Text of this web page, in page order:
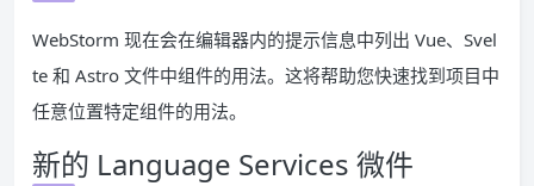
WebStorm 现在会在编辑器内的提示信息中列出 Vue、Svel
te 和 Astro 文件中组件的用法。这将帮助您快速找到项目中
任意位置特定组件的用法。
新的 Language Services 微件